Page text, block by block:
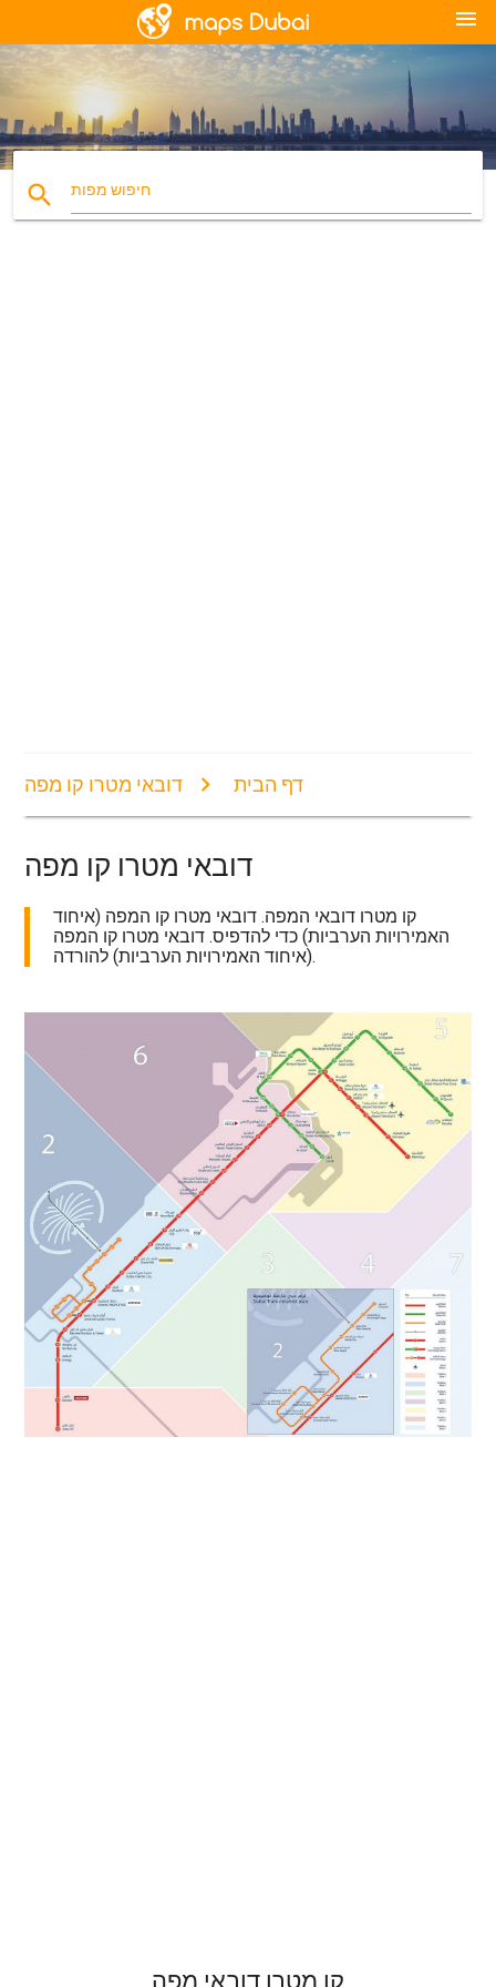
menu
search חיפוש מפות
דף הבית דובאי מטרו קו מפה
דובאי מטרו קו מפה
קו מטרו דובאי המפה. דובאי מטרו קו המפה (איחוד
האמירויות הערביות) כדי להדפיס. דובאי מטרו קו המפה
(איחוד האמירויות הערביות) להורדה.
קו מטרו דובאי מפה